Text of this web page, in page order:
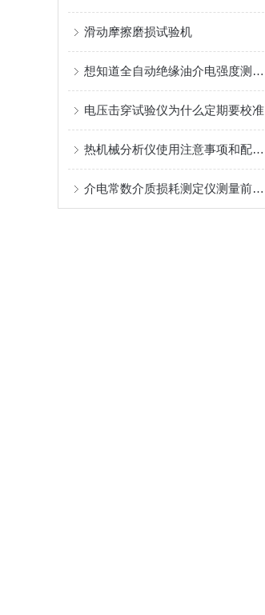
滑动摩擦磨损试验机
想知道全自动绝缘油介电强度测试仪的特点吗？
电压击穿试验仪为什么定期要校准
热机械分析仪使用注意事项和配置介绍
介电常数介质损耗测定仪测量前的准备